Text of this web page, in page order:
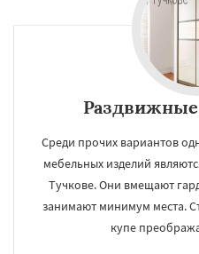
Среди прочих вариантов
мебельных изделий
Тучкове. Они вмещают
занимают минимум места.
купе